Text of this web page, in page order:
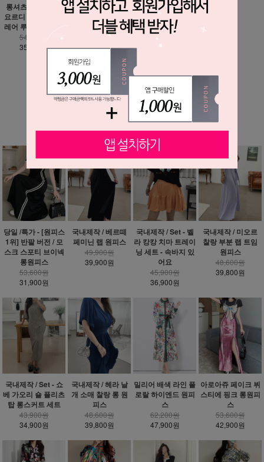
롱셔츠 추가 가능 /
요르디 하늘하늘 플
레어 루즈핏 원피스
54,900원
35,900원
헤론 바스락 벌룬 와
이드 팬츠
35,900원
25,900원
MORE ▼
베스트 상품
당일 /특가 - [원피스
1위] 반팔 버전 / 모
스크 스포티 브이넥
롱원피스
53,600원
31,900원
국내제작 / 베르떼
페미닌 랩 원피스
49,900원
39,900원
국내제작 / Set - 벨
라 캉캉 치마 트레이
닝 세트 - 속바지 있
어요
45,900원
36,900원
국내제작 / 미오르
찰랑 부분 랩 트임
원피스
48,600원
39,800원
국내제작 / Set - 쇼
베 가오리 숄 플리츠
탑 롱스커트 세트
43,900원
34,900원
국내제작 / 헤라 날
개 소매 찰랑 롱 원
피스
48,600원
39,800원
밀리어 배색 라인 플
로랄 하이엔드 원피
스
62,200원
47,900원
아로아쥬 페이크 뷔
스티에 핑크 롱원피
스
53,600원
42,900원